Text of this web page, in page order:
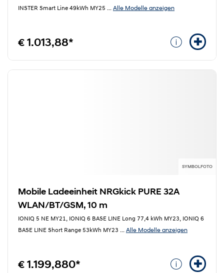
INSTER Smart Line 49kWh MY25 ... Alle Modelle anzeigen
€ 1.013,88*
SYMBOLFOTO
Mobile Ladeeinheit NRGkick PURE 32A
WLAN/BT/GSM, 10 m
IONIQ 5 NE MY21, IONIQ 6 BASE LINE Long 77,4 kWh MY23, IONIQ 6
BASE LINE Short Range 53kWh MY23 ... Alle Modelle anzeigen
€ 1.199,880*